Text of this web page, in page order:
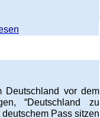
vor dem
“Deutschland zu
Pass sitzen